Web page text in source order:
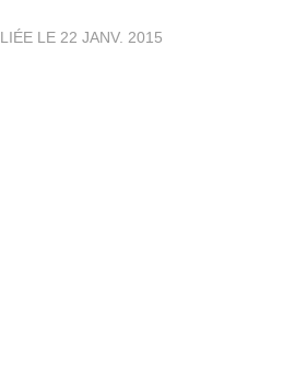
LE 22 JANV. 2015